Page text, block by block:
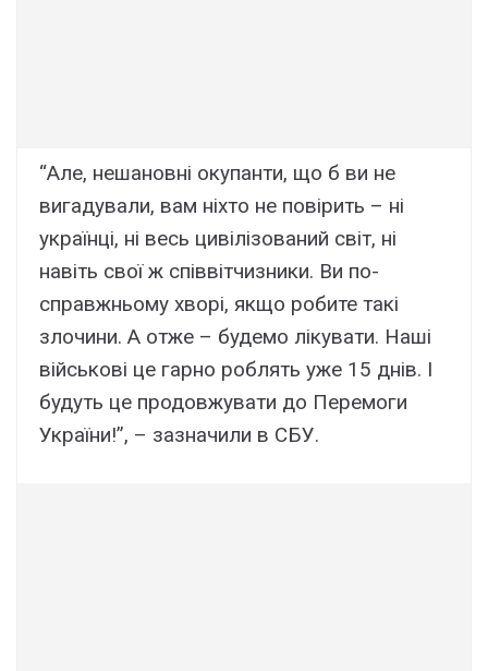
“Але, нешановні окупанти, що б ви не
вигадували, вам ніхто не повірить – ні
українці, ні весь цивілізований світ, ні
навіть свої ж співвітчизники. Ви по-
справжньому хворі, якщо робите такі
злочини. А отже – будемо лікувати. Наші
військові це гарно роблять уже 15 днів. І
будуть це продовжувати до Перемоги
України!”, – зазначили в СБУ.